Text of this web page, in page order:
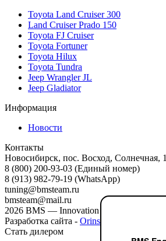
Toyota Land Cruiser 300
Land Cruiser Prado 150
Toyota FJ Cruiser
Toyota Fortuner
Toyota Hilux
Toyota Tundra
Jeep Wrangler JL
Jeep Gladiator
Информация
Новости
Контакты
Новосибирск, пос. Восход, Солнечная,
8 (800) 200-93-03 (Единый номер)
8 (913) 982-79-19 (WhatsApp)
tuning@bmsteam.ru
bmsteam@mail.ru
2026 BMS — Innovation and design
Разработка сайта - Orinso
Стать дилером